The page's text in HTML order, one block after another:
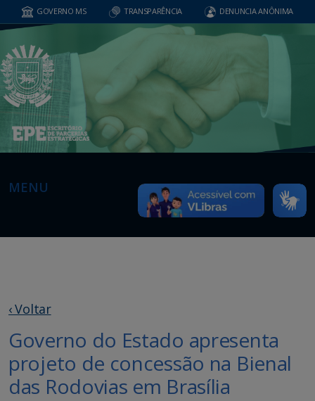
GOVERNO MS TRANSPARÊNCIA DENUNCIA ANÔNIMA
MENU
‹ Voltar
Governo do Estado apresenta
projeto de concessão na Bienal
das Rodovias em Brasília